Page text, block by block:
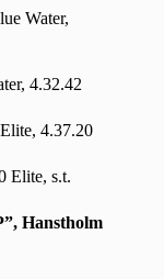
Water,
4.32.42
4.37.20
Elite, s.t.
Hanstholm